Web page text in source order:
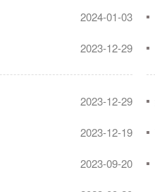
2024-01-03
2023-12-29
2023-12-29
2023-12-19
2023-09-20